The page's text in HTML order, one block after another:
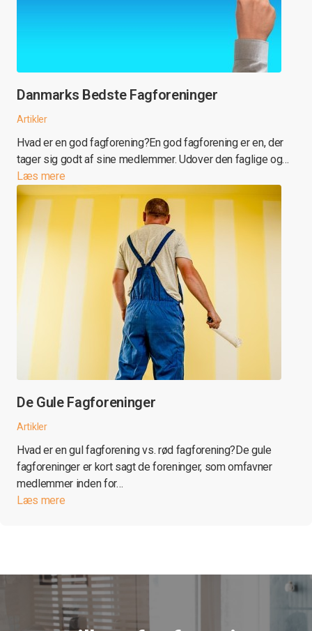
Danmarks Bedste Fagforeninger
Artikler
Hvad er en god fagforening?En god fagforening er en, der
tager sig godt af sine medlemmer. Udover den faglige og…
Læs mere
De Gule Fagforeninger
Artikler
Hvad er en gul fagforening vs. rød fagforening?De gule
fagforeninger er kort sagt de foreninger, som omfavner
medlemmer inden for…
Læs mere